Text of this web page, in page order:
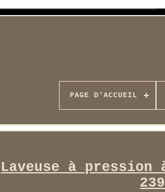
PAGE D'ACCUEIL
Laveuse à pression à